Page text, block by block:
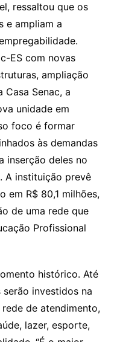
ressaltou que os
e ampliam a
ES com novas
ampliação
Senac, a
unidade em
foco é formar
às demandas
inserção deles no
A instituição prevê
em R$ 80,1 milhões,
de uma rede que
Profissional
histórico. Até
investidos na
de atendimento,
lazer, esporte,